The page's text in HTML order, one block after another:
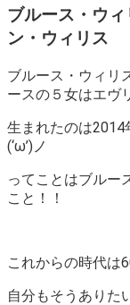
ブルース・ウ
ン・ウィリス
ブルース・ウィリ
ースの５女はエヴ
生まれたのは2014
(‘ω’)ノ
ってことはブルー
こと！！
これからの時代は
自分もそうありた